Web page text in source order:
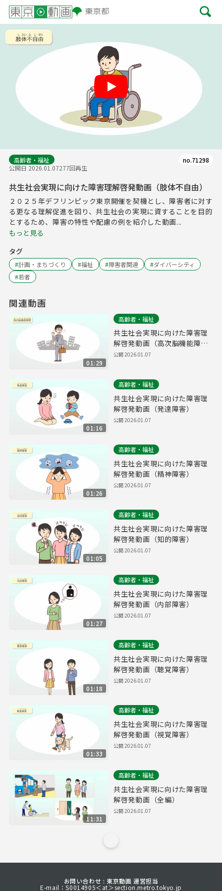
高齢者・福祉
公開日 2026.01.07277回再生
no.71298
共生社会実現に向けた障害理解啓発動画（肢体不自由）
２０２５年デフリンピック東京開催を契機とし、障害者に対す
る更なる理解促進を図り、共生社会の実現に資することを目的
とするため、障害の特性や配慮の例を紹介した動画...
もっと見る
タグ
#計画・まちづくり #福祉 #障害者関連 #ダイバーシティ
#若者
関連動画
01:29
高齢者・福祉
共生社会実現に向けた障害理
解啓発動画（高次脳機能障
害）
公開2026.01.07
01:16
高齢者・福祉
共生社会実現に向けた障害理
解啓発動画（発達障害）
公開2026.01.07
01:26
高齢者・福祉
共生社会実現に向けた障害理
解啓発動画（精神障害）
公開2026.01.07
01:05
高齢者・福祉
共生社会実現に向けた障害理
解啓発動画（知的障害）
公開2026.01.07
01:27
高齢者・福祉
共生社会実現に向けた障害理
解啓発動画（内部障害）
公開2026.01.07
01:18
高齢者・福祉
共生社会実現に向けた障害理
解啓発動画（聴覚障害）
公開2026.01.07
01:33
高齢者・福祉
共生社会実現に向けた障害理
解啓発動画（視覚障害）
公開2026.01.07
11:31
高齢者・福祉
共生社会実現に向けた障害理
解啓発動画（全編）
公開2026.01.07
お問い合わせ : 東京動画 運営担当
E-mail：S0014905＜at＞section.metro.tokyo.jp